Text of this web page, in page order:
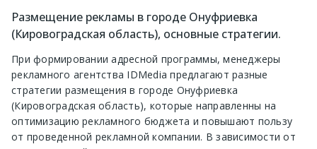
Размещение рекламы в городе Онуфриевка
(Кировоградская область), основные стратегии.
При формировании адресной программы, менеджеры
рекламного агентства IDMedia предлагают разные
стратегии размещения в городе Онуфриевка
(Кировоградская область), которые направленны на
оптимизацию рекламного бюджета и повышают пользу
от проведенной рекламной компании. В зависимости от